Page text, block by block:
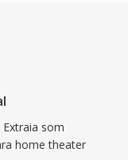
a
de filmes
top boxes
de
som
home theater